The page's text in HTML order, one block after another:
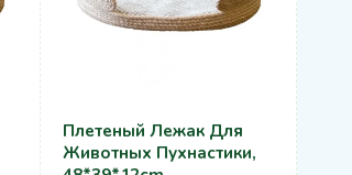
Плетеный Лежак Для
Животных Пухнастики,